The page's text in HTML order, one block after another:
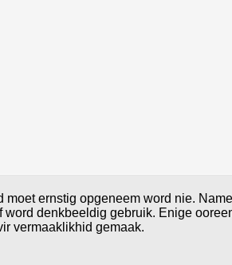
ernstig opgeneem word nie.
denkbeeldig gebruik. Enige
vermaaklikhid gemaak.